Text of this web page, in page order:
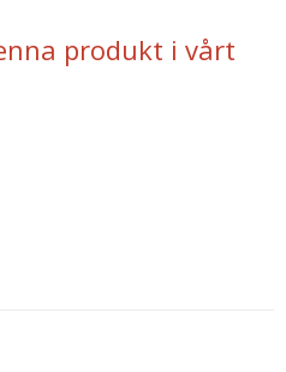
produkt i vårt